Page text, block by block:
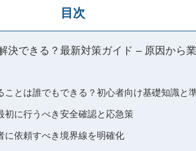
目次
決できる？最新対策ガイド – 原因から
ことは誰でもできる？初心者向け基礎知識と
初に行うべき安全確認と応急策
に依頼すべき境界線を明確化